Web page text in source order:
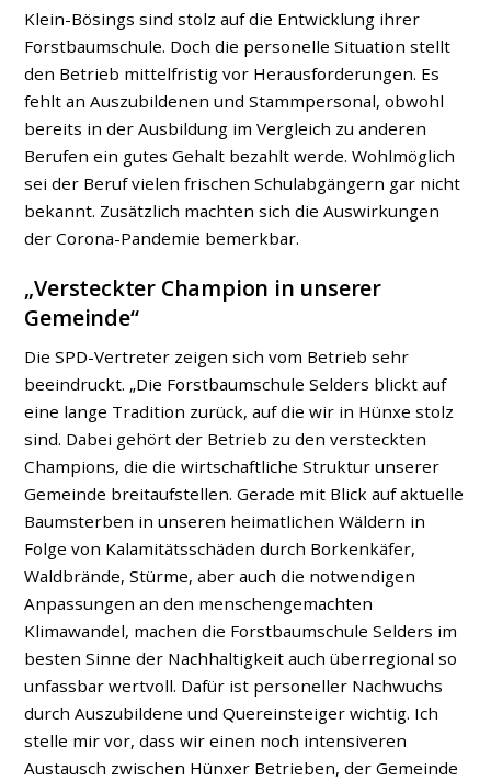
Klein-Bösings sind stolz auf die Entwicklung ihrer
Forstbaumschule. Doch die personelle Situation stellt
den Betrieb mittelfristig vor Herausforderungen. Es
fehlt an Auszubildenen und Stammpersonal, obwohl
bereits in der Ausbildung im Vergleich zu anderen
Berufen ein gutes Gehalt bezahlt werde. Wohlmöglich
sei der Beruf vielen frischen Schulabgängern gar nicht
bekannt. Zusätzlich machten sich die Auswirkungen
der Corona-Pandemie bemerkbar.
„Versteckter Champion in unserer
Gemeinde“
Die SPD-Vertreter zeigen sich vom Betrieb sehr
beeindruckt. „Die Forstbaumschule Selders blickt auf
eine lange Tradition zurück, auf die wir in Hünxe stolz
sind. Dabei gehört der Betrieb zu den versteckten
Champions, die die wirtschaftliche Struktur unserer
Gemeinde breitaufstellen. Gerade mit Blick auf aktuelle
Baumsterben in unseren heimatlichen Wäldern in
Folge von Kalamitätsschäden durch Borkenkäfer,
Waldbrände, Stürme, aber auch die notwendigen
Anpassungen an den menschengemachten
Klimawandel, machen die Forstbaumschule Selders im
besten Sinne der Nachhaltigkeit auch überregional so
unfassbar wertvoll. Dafür ist personeller Nachwuchs
durch Auszubildene und Quereinsteiger wichtig. Ich
stelle mir vor, dass wir einen noch intensiveren
Austausch zwischen Hünxer Betrieben, der Gemeinde